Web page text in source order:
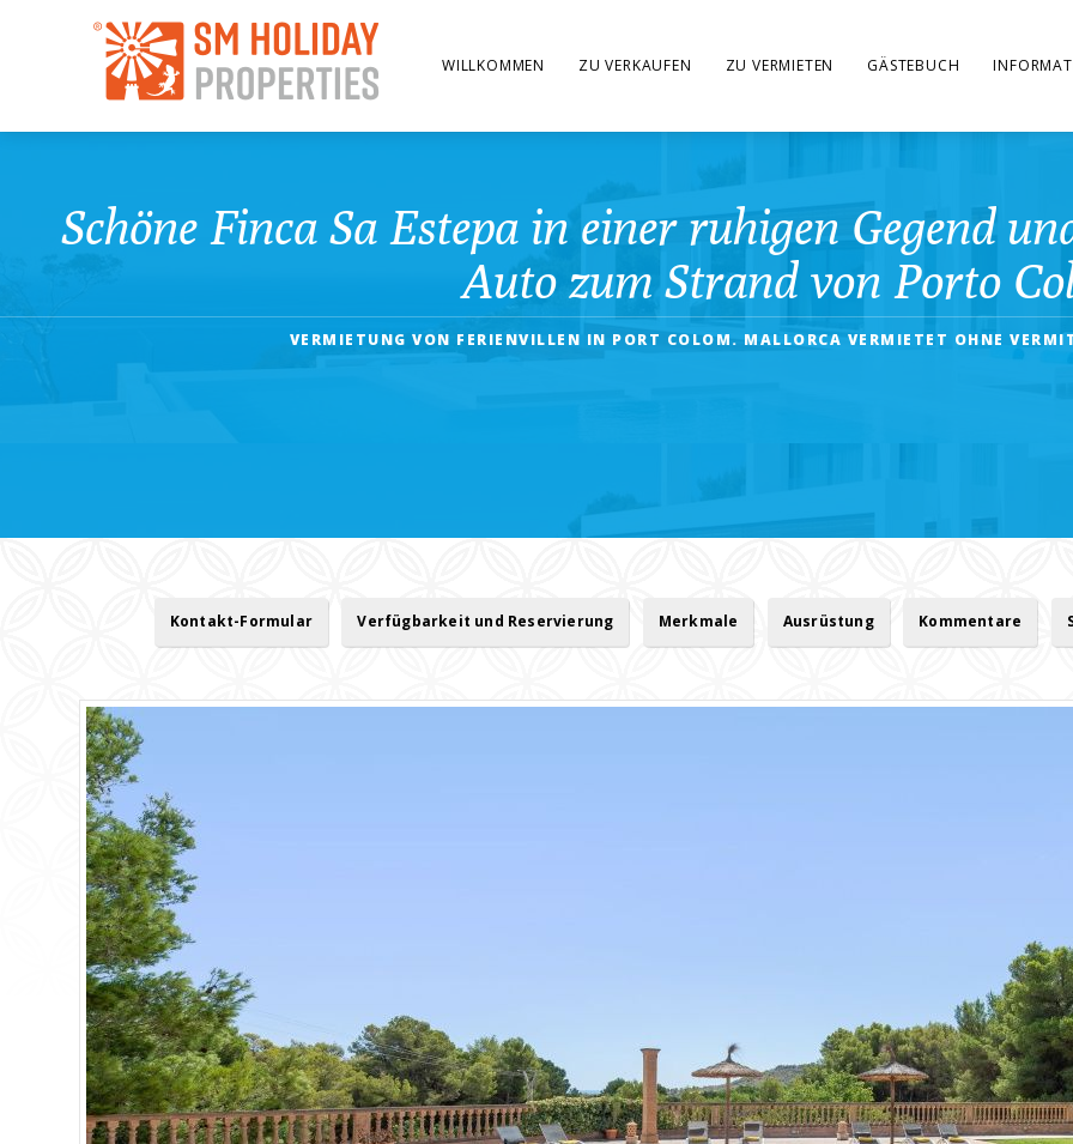
WILLKOMMEN ZU VERKAUFEN ZU VERMIETEN GÄSTEBUCH
Schöne Finca Sa Estepa in einer ruhigen Gegend
Auto zum Strand von Porto
VERMIETUNG VON FERIENVILLEN IN PORT COLOM. MALLORCA VERMIETET OHNE
Kontakt-Formular Verfügbarkeit und Reservierung Merkmale Ausrüstung Kommentare